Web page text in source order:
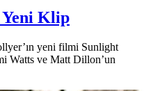
Klip
yeni filmi Sunlight
Watts ve Matt Dillon’un